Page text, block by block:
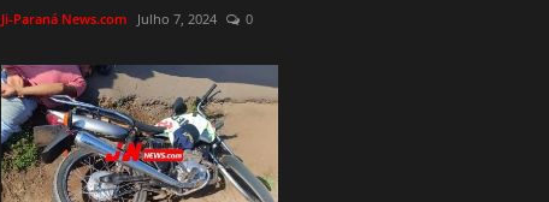
Ji-Paraná News.com Julho 7, 2024 0